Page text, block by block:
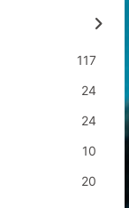
117
24
24
10
20